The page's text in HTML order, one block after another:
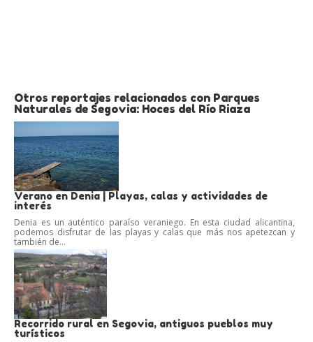
Otros reportajes relacionados con Parques
Naturales de Segovia: Hoces del Río Riaza
Verano en Denia | Playas, calas y actividades de
interés
Denia es un auténtico paraíso veraniego. En esta ciudad alicantina,
podemos disfrutar de las playas y calas que más nos apetezcan y
también de...
Recorrido rural en Segovia, antiguos pueblos muy
turísticos